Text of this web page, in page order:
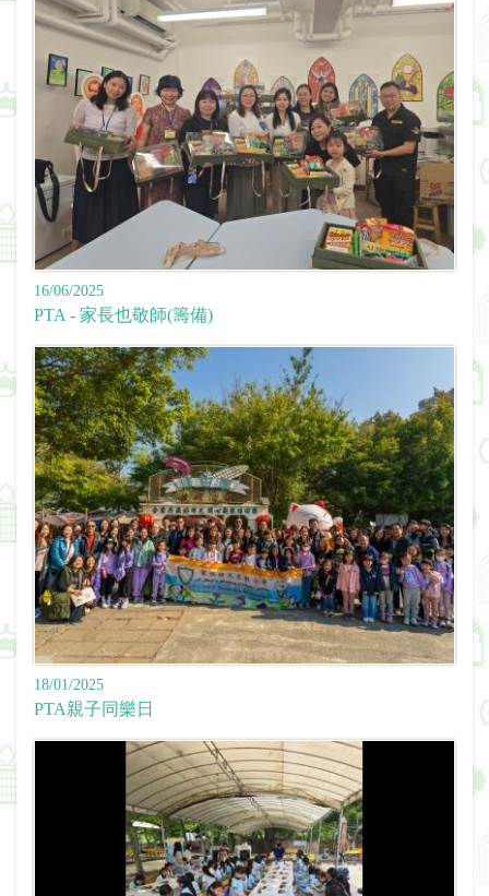
16/06/2025
PTA - 家長也敬師(籌備)
18/01/2025
PTA親子同樂日